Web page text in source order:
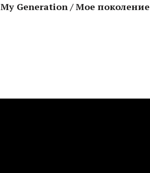
My Generation / Мое поколение